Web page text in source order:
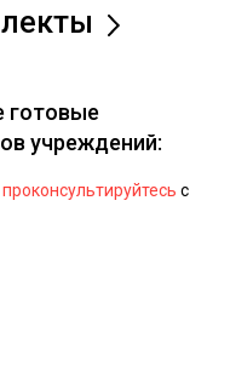
готовые
учреждений:
проконсультируйтесь с